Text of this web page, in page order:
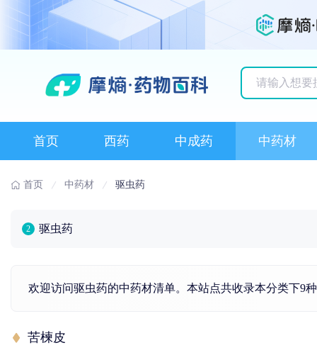
首页 西药 中成药 中药材
首页 中药材 驱虫药
2 驱虫药
欢迎访问驱虫药的中药材清单。本站点共收录本分类下9
苦楝皮